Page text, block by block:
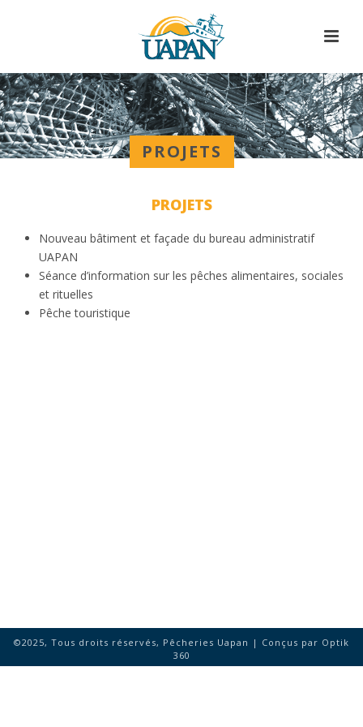
PROJETS
PROJETS
Nouveau bâtiment et façade du bureau administratif
UAPAN
Séance d’information sur les pêches alimentaires, sociales
et rituelles
Pêche touristique
©2025, Tous droits réservés, Pêcheries Uapan | Conçus par Optik
360